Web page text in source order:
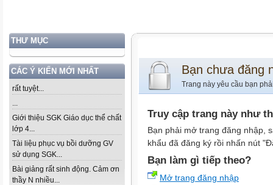
THƯ MỤC
CÁC Ý KIẾN MỚI NHẤT
rất tuyệt...
...
Giới thiệu SGK Giáo dục thể chất
lớp 4...
Tài liệu phục vụ bồi dưỡng GV
sử dụng SGK...
Bài giảng rất sinh động. Cảm ơn
thầy N nhiều...
Bạn chưa đăng
Trang này yêu cầu bạn
Truy cập trang này như
Bạn phải mở trang đăng nhập,
khẩu đã đăng ký rồi nhấn nút
Bạn làm gì tiếp theo?
Mở trang đăng nhập